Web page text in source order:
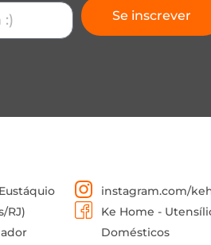
Se inscrever
RJ)
instagram.com/
Ke Home -
Domésticos